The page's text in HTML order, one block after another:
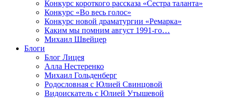
Конкурс короткого рассказа «Сестра таланта»
Конкурс «Во весь голос»
Конкурс новой драматургии «Ремарка»
Каким мы помним август 1991-го…
Михаил Швейцер
Блоги
Блог Лицея
Алла Нестеренко
Михаил Гольденберг
Родословная с Юлией Свинцовой
Видоискатель с Юлией Утышевой